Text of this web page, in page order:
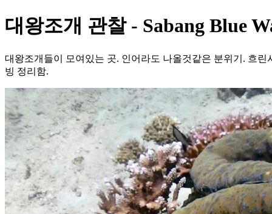
대왕조개 관찰 - Sabang Blue
대왕조개들이 모여있는 곳. 인어라도 나올것같은 분위기. 흐
빙 정리함.